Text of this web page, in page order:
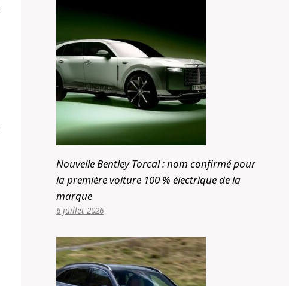
Nouvelle Bentley Torcal : nom confirmé pour
la première voiture 100 % électrique de la
marque
6 juillet 2026